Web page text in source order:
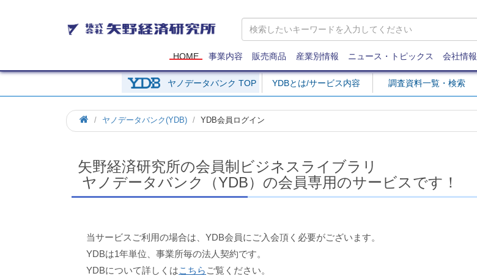
矢
野
研
究
所
HOME 事業内容 販売商品 産業別情報 ニュース・トピックス 会社情報
ヤノデータバンク TOP YDBとは/サービス内容 調査資料一覧・検索
ホ
ー
ヤノデータバンク(YDB) YDB会員ログイン
矢野経済研究所の会員制ビジネスライブラリ
ヤノデータバンク（YDB）の会員専用のサービスです！
当サービスご利用の場合は、YDB会員にご入会頂く必要がございます。
YDBは1年単位、事業所毎の法人契約です。
YDBについて詳しくはこちら ご覧ください。